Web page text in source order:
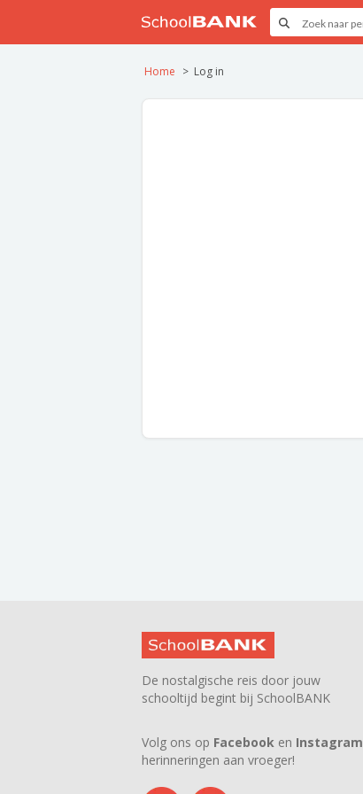
Home Log in
De nostalgische reis door jouw
schooltijd begint bij SchoolBANK
Volg ons op Facebook en Instagram
herinneringen aan vroeger!